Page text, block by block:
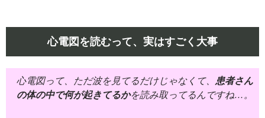
心電図を読むって、実はすごく大事
心電図って、ただ波を見てるだけじゃなくて、 患者さん
の体の中で何が起きてるかを読み取ってるんですね…。